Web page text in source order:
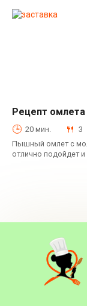
Горячие блюда
Рецепт
20 мин. 3
Пышный омлет с
отлично подойдет и